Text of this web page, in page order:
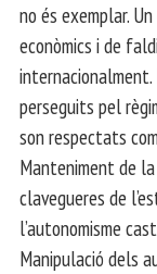
no és exemplar.
econòmics i de
perseguits pel
son respectats
Manteniment de
clavegueres de
l’autonomisme
Manipulació dels